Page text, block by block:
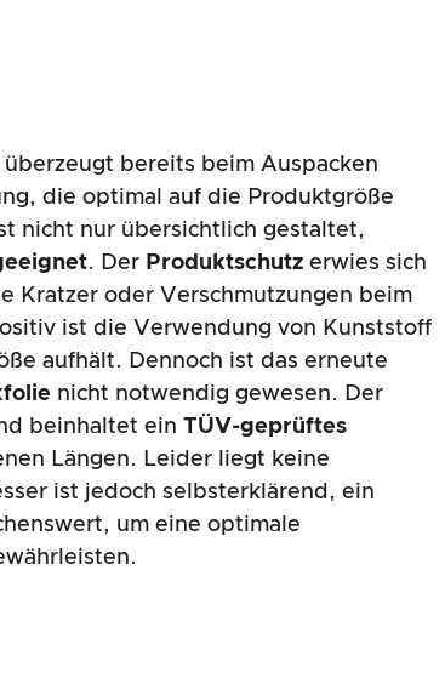
überzeugt bereits beim Auspacken
die optimal auf die Produktgröße
nicht nur übersichtlich gestaltet,
. Der Produktschutz erwies sich
Kratzer oder Verschmutzungen beim
ist die Verwendung von Kunststoff
aufhält. Dennoch ist das erneute
nicht notwendig gewesen. Der
beinhaltet einTÜV-geprüftes
Längen. Leider liegt keine
ist jedoch selbsterklärend, ein
um eine optimale